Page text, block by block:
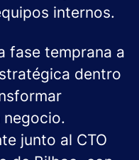
internos.
fase temprana a
dentro
junto al CTO